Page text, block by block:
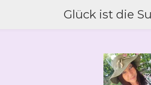
Glück ist die